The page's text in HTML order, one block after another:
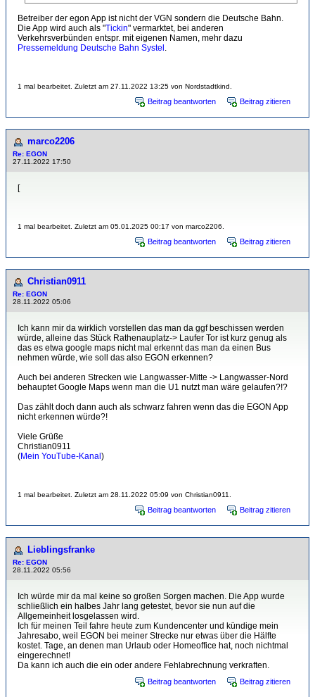
Betreiber der egon App ist nicht der VGN sondern die Deutsche Bahn.
Die App wird auch als "Tickin" vermarktet, bei anderen
Verkehrsverbünden entspr. mit eigenen Namen, mehr dazu
Pressemeldung Deutsche Bahn Systel .
1 mal bearbeitet. Zuletzt am 27.11.2022 13:25 von Nordstadtkind.
Beitrag beantworten Beitrag zitieren
marco2206
Re: EGON
27.11.2022 17:50
[
1 mal bearbeitet. Zuletzt am 05.01.2025 00:17 von marco2206.
Beitrag beantworten Beitrag zitieren
Christian0911
Re: EGON
28.11.2022 05:06
Ich kann mir da wirklich vorstellen das man da ggf beschissen werden
würde, alleine das Stück Rathenauplatz-> Laufer Tor ist kurz genug als
das es etwa google maps nicht mal erkennt das man da einen Bus
nehmen würde, wie soll das also EGON erkennen?
Auch bei anderen Strecken wie Langwasser-Mitte -> Langwasser-Nord
behauptet Google Maps wenn man die U1 nutzt man wäre gelaufen?!?
Das zählt doch dann auch als schwarz fahren wenn das die EGON App
nicht erkennen würde?!
Viele Grüße
Christian0911
(Mein YouTube-Kanal )
1 mal bearbeitet. Zuletzt am 28.11.2022 05:09 von Christian0911.
Beitrag beantworten Beitrag zitieren
Lieblingsfranke
Re: EGON
28.11.2022 05:56
Ich würde mir da mal keine so großen Sorgen machen. Die App wurde
schließlich ein halbes Jahr lang getestet, bevor sie nun auf die
Allgemeinheit losgelassen wird.
Ich für meinen Teil fahre heute zum Kundencenter und kündige mein
Jahresabo, weil EGON bei meiner Strecke nur etwas über die Hälfte
kostet. Tage, an denen man Urlaub oder Homeoffice hat, noch nichtmal
eingerechnet!
Da kann ich auch die ein oder andere Fehlabrechnung verkraften.
Beitrag beantworten Beitrag zitieren